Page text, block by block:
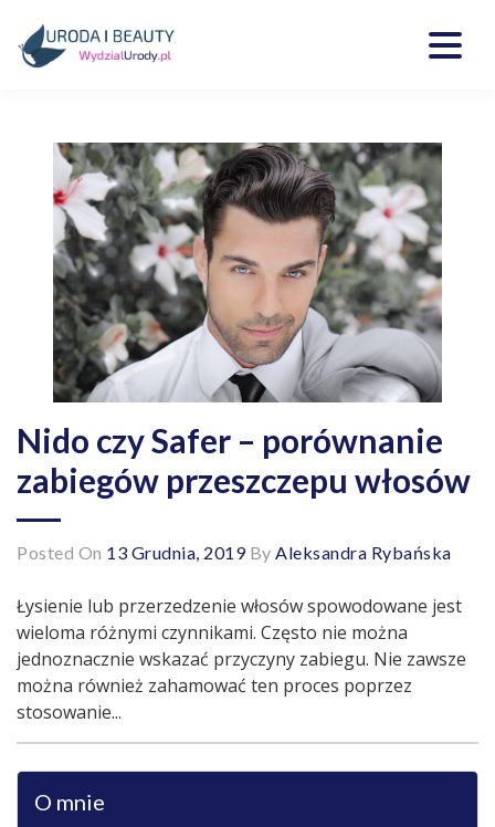
content
Nido czy Safer – porównanie
zabiegów przeszczepu włosów
Posted On 13 Grudnia, 2019By Aleksandra Rybańska
Łysienie lub przerzedzenie włosów spowodowane jest
wieloma różnymi czynnikami. Często nie można
jednoznacznie wskazać przyczyny zabiegu. Nie zawsze
można również zahamować ten proces poprzez
stosowanie...
O mnie